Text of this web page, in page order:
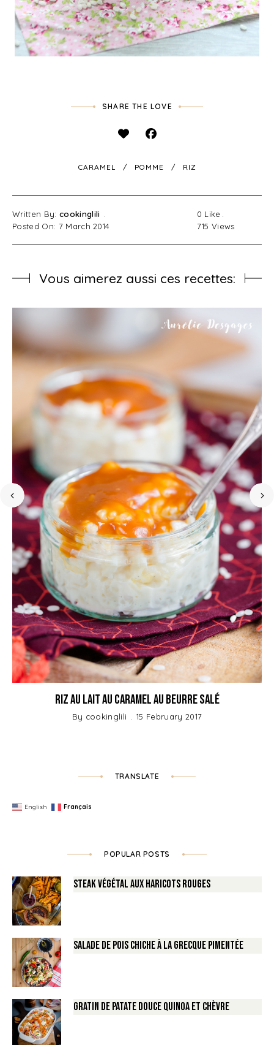
SHARE THE LOVE
CARAMEL POMME RIZ
Written By: cookinglili
Posted On: 7 March 2014
0 Like
715 Views
Vous aimerez aussi ces recettes:
Riz au lait au Caramel au Beurre salé
By cookinglili 15 February 2017
TRANSLATE
English Français
POPULAR POSTS
Steak végétal aux haricots rouges
Salade de Pois chiche à la Grecque pimentée
Gratin de Patate douce Quinoa et Chèvre